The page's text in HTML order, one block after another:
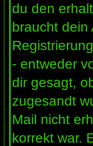
du den
braucht dein
- entweder
dir gesagt,
zugesandt
Mail nicht
korrekt war.